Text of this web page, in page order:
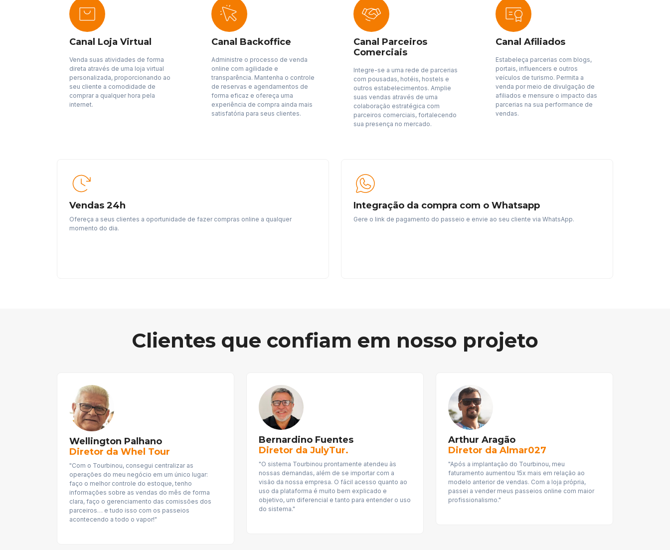
Canal Loja Virtual
Venda suas atividades de forma
direta através de uma loja virtual
personalizada, proporcionando ao
seu cliente a comodidade de
comprar a qualquer hora pela
internet.
Canal Backoffice
Administre o processo de venda
online com agilidade e
transparência. Mantenha o controle
de reservas e agendamentos de
forma eficaz e ofereça uma
experiência de compra ainda mais
satisfatória para seus clientes.
Canal Parceiros
Comerciais
Integre-se a uma rede de parcerias
com pousadas, hotéis, hostels e
outros estabelecimentos. Amplie
suas vendas através de uma
colaboração estratégica com
parceiros comerciais, fortalecendo
sua presença no mercado.
Canal Afiliados
Estabeleça parcerias com blogs,
portais, influencers e outros
veículos de turismo. Permita a
venda por meio de divulgação de
afiliados e mensure o impacto das
parcerias na sua performance de
vendas.
Vendas 24h
Ofereça a seus clientes a oportunidade de fazer compras online a qualquer
momento do dia.
Integração da compra com o Whatsapp
Gere o link de pagamento do passeio e envie ao seu cliente via WhatsApp.
Clientes que confiam em nosso projeto
Wellington Palhano
Diretor da Whel Tour
"Com o Tourbinou, consegui centralizar as
operações do meu negócio em um único lugar:
faço o melhor controle do estoque, tenho
informações sobre as vendas do mês de forma
clara, faço o gerenciamento das comissões dos
parceiros… e tudo isso com os passeios
acontecendo a todo o vapor!"
Bernardino Fuentes
Diretor da JulyTur.
"O sistema Tourbinou prontamente atendeu às
nossas demandas, além de se importar com a
visão da nossa empresa. O fácil acesso quanto ao
uso da plataforma é muito bem explicado e
objetivo, um diferencial e tanto para entender o uso
do sistema."
Arthur Aragão
Diretor da Almar027
"Após a implantação do Tourbinou, meu
faturamento aumentou 15x mais em relação ao
modelo anterior de vendas. Com a loja própria,
passei a vender meus passeios online com maior
profissionalismo."